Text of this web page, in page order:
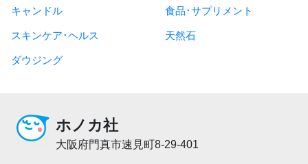
キャンドル 食品･サプリメント
スキンケア･ヘルス 天然石
ダウジング
ホノカ社
大阪府門真市速見町8-29-401